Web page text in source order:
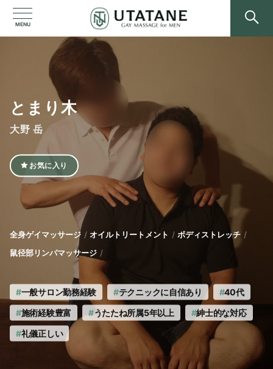
MENU
とまり木
大野 岳
お気に入り
全身ゲイマッサージ オイルトリートメント
ボディストレッチ
鼠径部リンパマッサージ
一般サロン勤務経験 テクニックに自信あり
40代
施術経験豊富
うたたね所属5年以上
紳士的な対応
礼儀正しい